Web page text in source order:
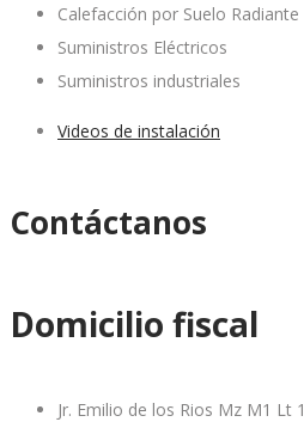
Calefacción por Suelo Radiante
Suministros Eléctricos
Suministros industriales
Videos de instalación
Contáctanos
Domicilio fiscal
Jr. Emilio de los Rios Mz M1 Lt